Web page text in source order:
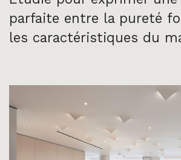
parfaite entre la pureté
les caractéristiques du